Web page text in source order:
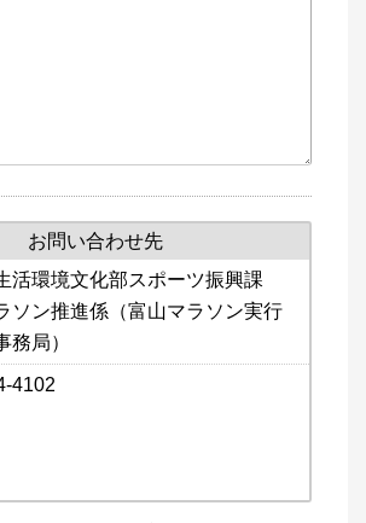
お問い合わせ先
活環境文化部スポーツ振興課
ソン推進係（富山マラソン実行
務局）
4102